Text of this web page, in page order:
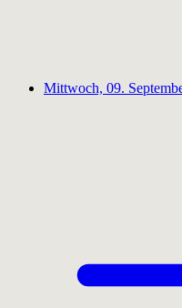
Mittwoch, 09.